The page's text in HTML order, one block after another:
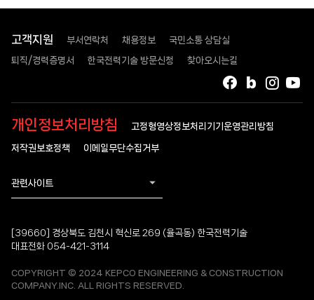
고객지원 부서연락처 채용정보 국민소통 상담실
퇴직/경력증명서 한국전력기술 방문신청 찾아오시는길
인스
블로그
페이스북
개인정보처리방침 고정형영상정보처리기기운영관리방침
저작권보호정책 이메일무단수집거부
관련사이트
[39660] 경상북도 김천시 혁신로 269 (율곡동) 한국전력기술
대표전화 054-421-3114
COPYRIGHT © 2024 KEPCO ENGINEERING & CONSTRUCTION
COMPANY.INC. ALL RIGHTS RESERVED.